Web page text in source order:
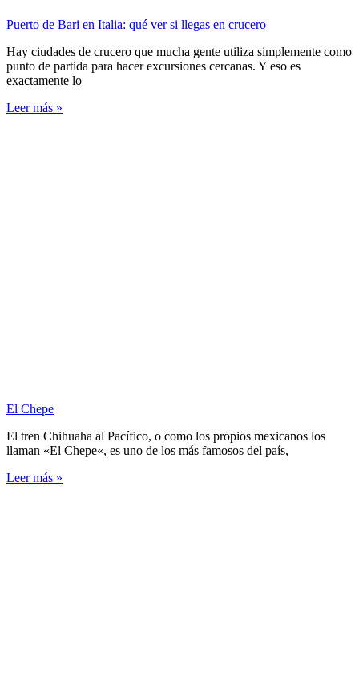
Puerto de Bari en Italia: qué ver si llegas en crucero
Hay ciudades de crucero que mucha gente utiliza simplemente como
punto de partida para hacer excursiones cercanas. Y eso es
exactamente lo
Leer más »
El Chepe
El tren Chihuaha al Pacífico, o como los propios mexicanos los
llaman «El Chepe«, es uno de los más famosos del país,
Leer más »